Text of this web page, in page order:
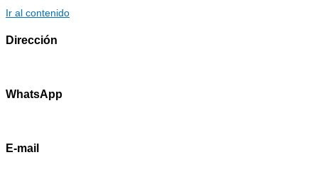
Ir al contenido
Dirección
WhatsApp
E-mail